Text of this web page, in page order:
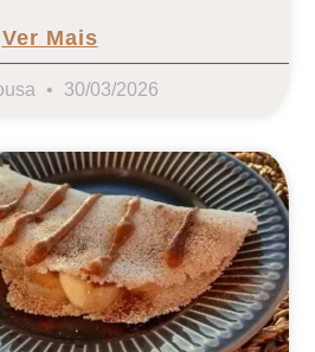
Ver Mais
30/03/2026